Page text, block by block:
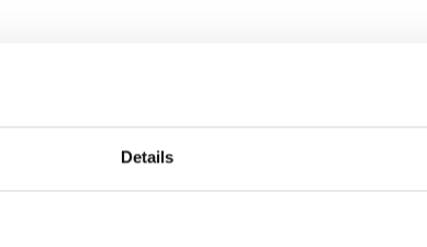
Details